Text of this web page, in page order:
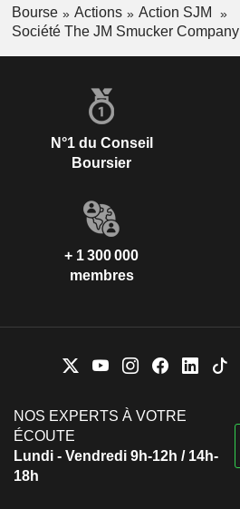
Bourse Actions
Action SJM
Société The JM Smucker Company
N°1 du Conseil
Boursier
+ 1 300 000
membres
NOS EXPERTS À VOTRE
ÉCOUTE
Lundi - Vendredi 9h-12h / 14h-
18h